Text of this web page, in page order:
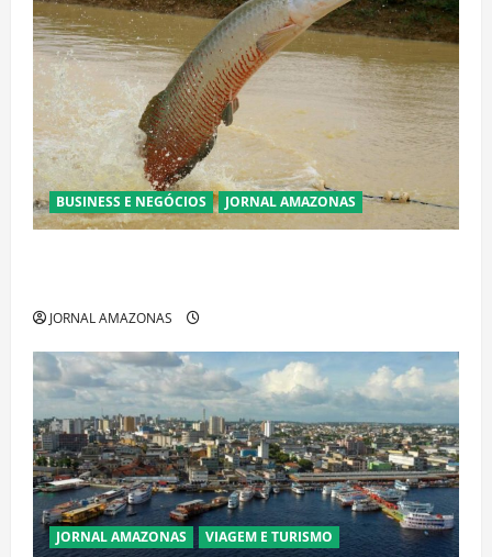
BUSINESS E NEGÓCIOS JORNAL AMAZONAS
JORNAL AMAZONAS
JORNAL AMAZONAS VIAGEM E TURISMO